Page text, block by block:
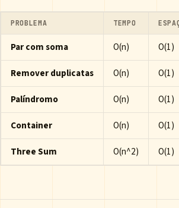
PROBLEMA TEMPO
Par com soma O(n)
O(1)
Remover duplicatas
O(n)
O(1)
Palíndromo
O(n)
O(1)
Container
O(n)
O(1)
Three Sum
O(n^2) O(1)